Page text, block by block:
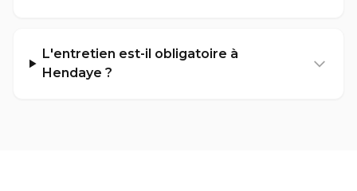
L'entretien est-il obligatoire à
Hendaye ?